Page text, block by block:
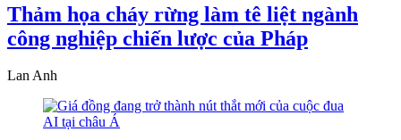
Thảm họa cháy rừng làm tê liệt ngành
công nghiệp chiến lược của Pháp
Lan Anh